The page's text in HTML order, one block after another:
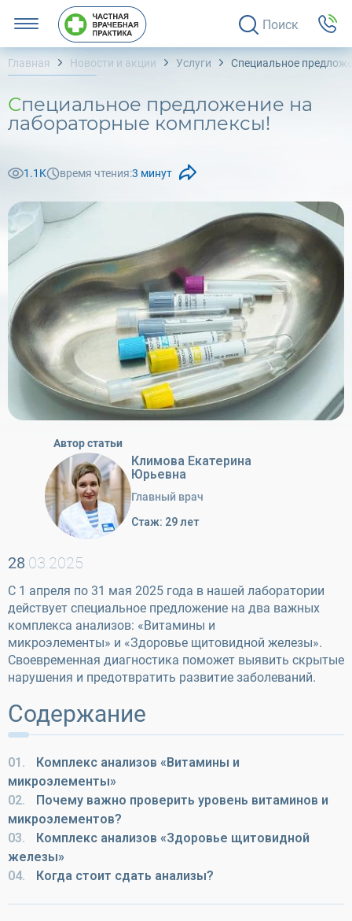
Поиск
Главная Новости и акции Услуги Специальное
Специальное предложение на
лабораторные комплексы!
1.1K время чтения:3 минут
Автор статьи
Климова Екатерина
Юрьевна
Главный врач
Стаж: 29 лет
28.03.2025
С 1 апреля по 31 мая 2025 года в нашей лаборатории
действует специальное предложение на два важных
комплекса анализов: «Витамины и
микроэлементы» и «Здоровье щитовидной железы».
Своевременная диагностика поможет выявить скрытые
нарушения и предотвратить развитие заболеваний.
Содержание
01.
Комплекс анализов «Витамины и
микроэлементы»
02.
Почему важно проверить уровень витаминов и
микроэлементов?
03.
Комплекс анализов «Здоровье щитовидной
железы»
04.
Когда стоит сдать анализы?